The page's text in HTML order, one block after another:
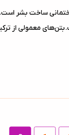
ساخت بشر است.
معمولی از